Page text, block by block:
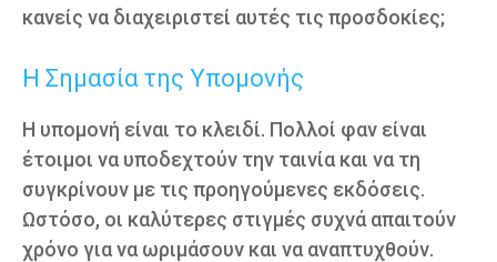
κανείς να διαχειριστεί αυτές τις προσδοκίες;
Η Σημασία της Υπομονής
Η υπομονή είναι το κλειδί. Πολλοί φαν είναι
έτοιμοι να υποδεχτούν την ταινία και να τη
συγκρίνουν με τις προηγούμενες εκδόσεις.
Ωστόσο, οι καλύτερες στιγμές συχνά απαιτούν
χρόνο για να ωριμάσουν και να αναπτυχθούν.